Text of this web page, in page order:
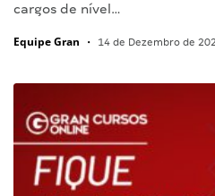
cargos de nível…
Equipe Gran • 14 de Dezembro de